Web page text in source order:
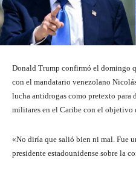
Donald Trump confirmó el domingo
con el mandatario venezolano
lucha antidrogas como pretexto para
militares en el Caribe con el objetivo
«No diría que salió bien ni mal. Fue
presidente estadounidense sobre la